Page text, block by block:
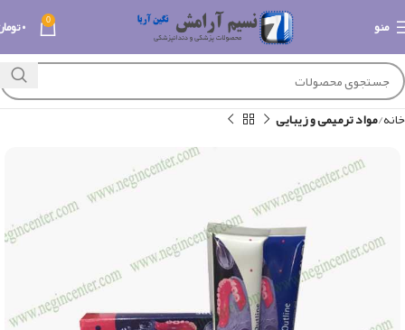
منو 0 ۰
خانه مواد ترمیمی و زیبایی